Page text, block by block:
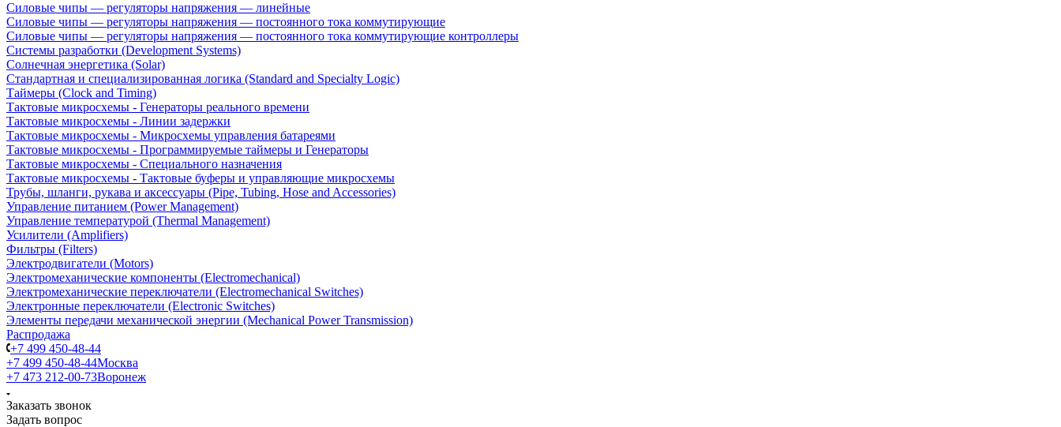
Силовые чипы — регуляторы напряжения — линейные
Силовые чипы — регуляторы напряжения — постоянного тока коммутирующие
Силовые чипы — регуляторы напряжения — постоянного тока коммутирующие контроллеры
Системы разработки (Development Systems)
Солнечная энергетика (Solar)
Стандартная и специализированная логика (Standard and Specialty Logic)
Таймеры (Clock and Timing)
Тактовые микросхемы - Генераторы реального времени
Тактовые микросхемы - Линии задержки
Тактовые микросхемы - Микросхемы управления батареями
Тактовые микросхемы - Программируемые таймеры и Генераторы
Тактовые микросхемы - Специального назначения
Тактовые микросхемы - Тактовые буферы и управляющие микросхемы
Трубы, шланги, рукава и аксессуары (Pipe, Tubing, Hose and Accessories)
Управление питанием (Power Management)
Управление температурой (Thermal Management)
Усилители (Amplifiers)
Фильтры (Filters)
Электродвигатели (Motors)
Электромеханические компоненты (Electromechanical)
Электромеханические переключатели (Electromechanical Switches)
Электронные переключатели (Electronic Switches)
Элементы передачи механической энергии (Mechanical Power Transmission)
Распродажа
+7 499 450-48-44
+7 499 450-48-44Москва
+7 473 212-00-73Воронеж
Заказать звонок
Задать вопрос